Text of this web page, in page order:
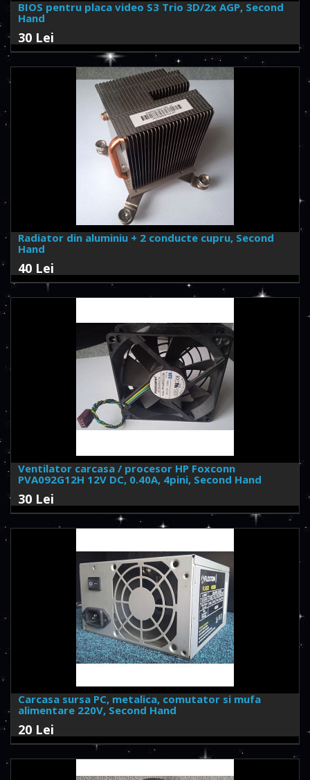
BIOS pentru placa video S3 Trio 3D/2x AGP, Second
Hand
30 Lei
Radiator din aluminiu + 2 conducte cupru, Second
Hand
40 Lei
Ventilator carcasa / procesor HP Foxconn
PVA092G12H 12V DC, 0.40A, 4pini, Second Hand
30 Lei
Carcasa sursa PC, metalica, comutator si mufa
alimentare 220V, Second Hand
20 Lei